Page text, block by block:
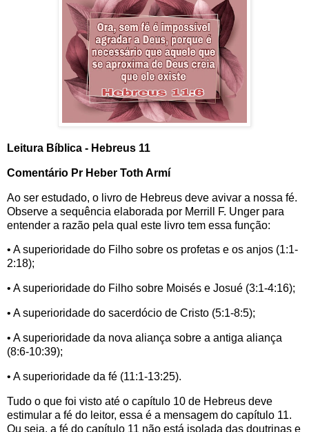
Leitura Bíblica - Hebreus 11
Comentário Pr Heber Toth Armí
Ao ser estudado, o livro de Hebreus deve avivar a nossa fé.
Observe a sequência elaborada por Merrill F. Unger para
entender a razão pela qual este livro tem essa função:
• A superioridade do Filho sobre os profetas e os anjos (1:1-
2:18);
• A superioridade do Filho sobre Moisés e Josué (3:1-4:16);
• A superioridade do sacerdócio de Cristo (5:1-8:5);
• A superioridade da nova aliança sobre a antiga aliança
(8:6-10:39);
• A superioridade da fé (11:1-13:25).
Tudo o que foi visto até o capítulo 10 de Hebreus deve
estimular a fé do leitor, essa é a mensagem do capítulo 11.
Ou seja, a fé do capítulo 11 não está isolada das doutrinas e